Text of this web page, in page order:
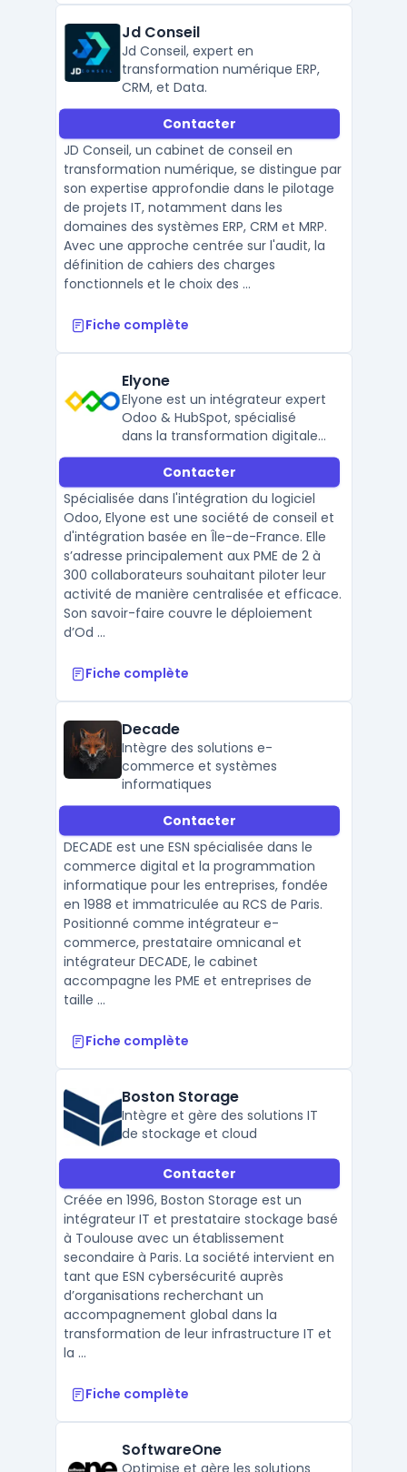
Jd Conseil
Jd Conseil, expert en
transformation numérique ERP,
CRM, et Data.
Contacter
JD Conseil, un cabinet de conseil en
transformation numérique, se distingue par
son expertise approfondie dans le pilotage
de projets IT, notamment dans les
domaines des systèmes ERP, CRM et MRP.
Avec une approche centrée sur l'audit, la
définition de cahiers des charges
fonctionnels et le choix des ...
Fiche complète
Elyone
Elyone est un intégrateur expert
Odoo & HubSpot, spécialisé
dans la transformation digitale
des PME.
Contacter
Spécialisée dans l'intégration du logiciel
Odoo, Elyone est une société de conseil et
d'intégration basée en Île-de-France. Elle
s’adresse principalement aux PME de 2 à
300 collaborateurs souhaitant piloter leur
activité de manière centralisée et efficace.
Son savoir-faire couvre le déploiement
d’Od ...
Fiche complète
Decade
Intègre des solutions e-
commerce et systèmes
informatiques
Contacter
DECADE est une ESN spécialisée dans le
commerce digital et la programmation
informatique pour les entreprises, fondée
en 1988 et immatriculée au RCS de Paris.
Positionné comme intégrateur e-
commerce, prestataire omnicanal et
intégrateur DECADE, le cabinet
accompagne les PME et entreprises de
taille ...
Fiche complète
Boston Storage
Intègre et gère des solutions IT
de stockage et cloud
Contacter
Créée en 1996, Boston Storage est un
intégrateur IT et prestataire stockage basé
à Toulouse avec un établissement
secondaire à Paris. La société intervient en
tant que ESN cybersécurité auprès
d’organisations recherchant un
accompagnement global dans la
transformation de leur infrastructure IT et
la ...
Fiche complète
SoftwareOne
Optimise et gère les solutions